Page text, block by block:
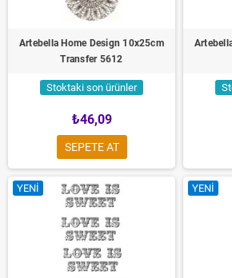
Artebella Home Design 10x25cm
Transfer 5612
Stoktaki son ürünler
₺46,09
SEPETE AT
YENI YENI